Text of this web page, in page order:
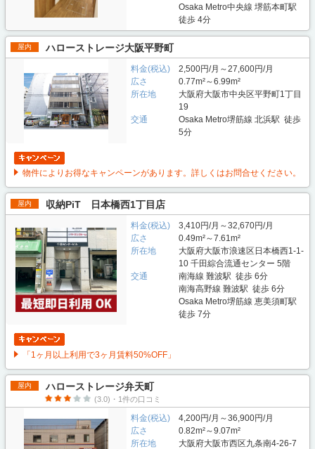
Osaka Metro中央線 堺筋本町駅
徒歩 4分
屋内 ハローストレージ大阪平野町
料金(税込)
2,500円/月～27,600円/月
広さ
0.77m²～6.99m²
所在地
大阪府大阪市中央区平野町1丁目
19
交通
Osaka Metro堺筋線 北浜駅 徒歩
5分
物件によりお得なキャンペーンがあります。詳しくはお問合せください。
屋内 収納PiT 日本橋西1丁目店
料金(税込)
3,410円/月～32,670円/月
広さ
0.49m²～7.61m²
所在地
大阪府大阪市浪速区日本橋西1-1-
10 千田綜合流通センター 5階
交通
南海線 難波駅 徒歩 6分
南海高野線 難波駅 徒歩 6分
Osaka Metro堺筋線 恵美須町駅
徒歩 7分
「1ヶ月以上利用で3ヶ月賃料50%OFF」
屋内 ハローストレージ弁天町
(3.0)・1件の口コミ
料金(税込)
4,200円/月～36,900円/月
広さ
0.82m²～9.07m²
所在地
大阪府大阪市西区九条南4-26-7